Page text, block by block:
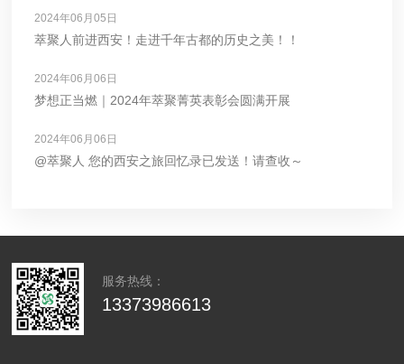
2024年06月05日
萃聚人前进西安！走进千年古都的历史之美！！
2024年06月06日
梦想正当燃｜2024年萃聚菁英表彰会圆满开展
2024年06月06日
@萃聚人 您的西安之旅回忆录已发送！请查收～
服务热线：
13373986613